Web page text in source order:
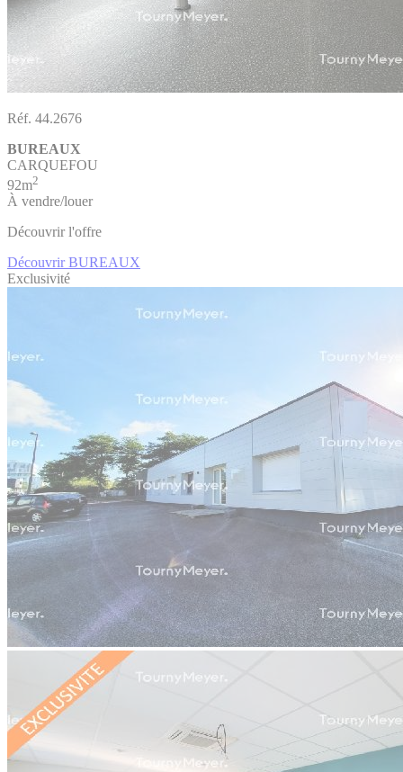
Réf. 44.2676
BUREAUX
CARQUEFOU
92m2
À vendre/louer
Découvrir l'offre
Découvrir BUREAUX
Exclusivité